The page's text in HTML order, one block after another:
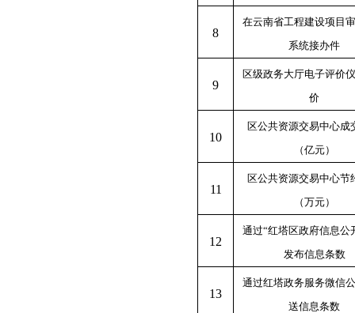
8
在云南省工程建设项目
系统接办件
9
区级政务大厅电子评价
价
10
区公共资源交易中心成
（亿元）
11
区公共资源交易中心节
（万元）
1 2
通过“红塔区政府信息公
发布信息条数
13
通过红塔政务服务微信
送信息条数